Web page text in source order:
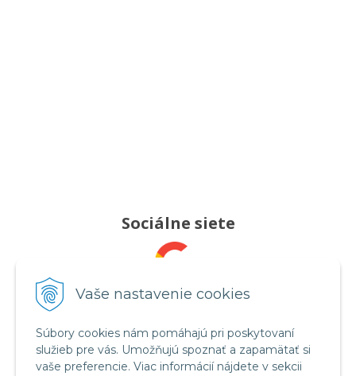
Vaše nastavenie cookies
Súbory cookies nám pomáhajú pri poskytovaní
služieb pre vás. Umožňujú spoznať a zapamätať si
vaše preferencie. Viac informácií nájdete v sekcii
Sociálne siete
Pridajte nám recenziu
Sledujte nás